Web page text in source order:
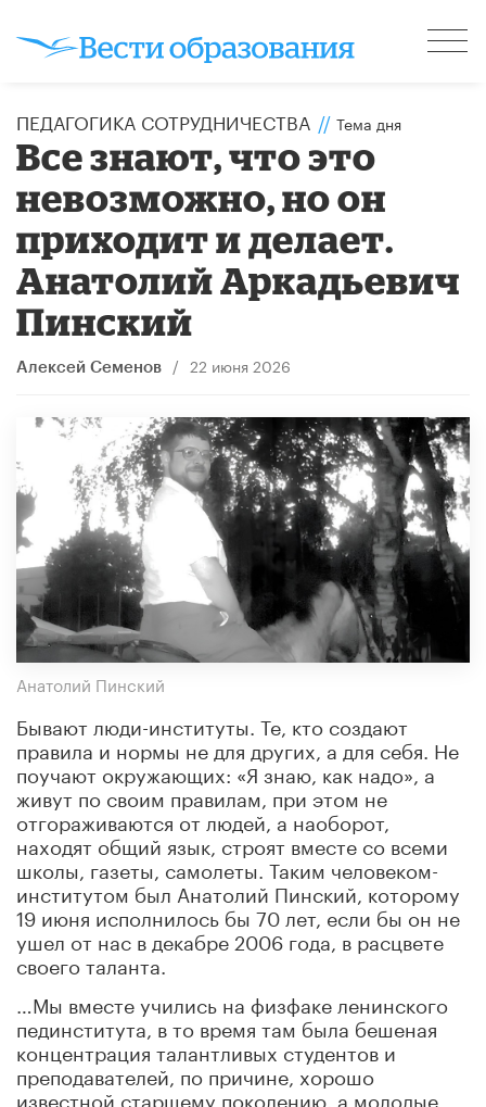
ПЕДАГОГИКА СОТРУДНИЧЕСТВА // Тема дня
Все знают, что это
невозможно, но он
приходит и делает.
Анатолий Аркадьевич
Пинский
Алексей Семенов / 22 июня 2026
Анатолий Пинский
Бывают люди-институты. Те, кто создают
правила и нормы не для других, а для себя. Не
поучают окружающих: «Я знаю, как надо», а
живут по своим правилам, при этом не
отгораживаются от людей, а наоборот,
находят общий язык, строят вместе со всеми
школы, газеты, самолеты. Таким человеком-
институтом был Анатолий Пинский, которому
19 июня исполнилось бы 70 лет, если бы он не
ушел от нас в декабре 2006 года, в расцвете
своего таланта.
…Мы вместе учились на физфаке ленинского
пединститута, в то время там была бешеная
концентрация талантливых студентов и
преподавателей, по причине, хорошо
известной старшему поколению, а молодые